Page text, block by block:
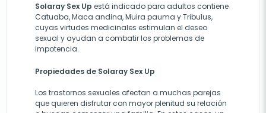
Solaray Sex Up está indicado para adultos contiene
Catuaba, Maca andina, Muira pauma y Tribulus,
cuyas virtudes medicinales estimulan el deseo
sexual y ayudan a combatir los problemas de
impotencia.
Propiedades de Solaray Sex Up
Los trastornos sexuales afectan a muchas parejas
que quieren disfrutar con mayor plenitud su relación